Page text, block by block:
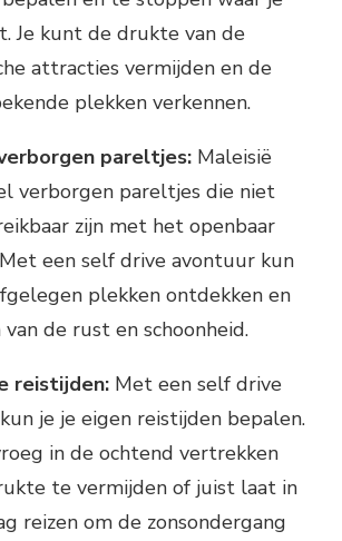
Je kunt de drukte van de
attracties vermijden en de
plekken verkennen.
pareltjes: Maleisië
verborgen pareltjes die niet
zijn met het openbaar
een self drive avontuur kun
plekken ontdekken en
de rust en schoonheid.
reistijden: Met een self drive
je je eigen reistijden bepalen.
in de ochtend vertrekken
te vermijden of juist laat in
reizen om de zonsondergang